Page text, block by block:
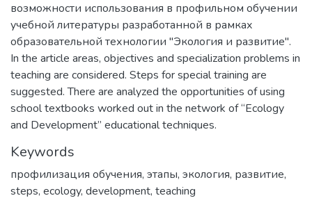
возможности использования в профильном обучении
учебной литературы разработанной в рамках
образовательной технологии "Экология и развитие".
In the article areas, objectives and specialization problems in
teaching are considered. Steps for special training are
suggested. There are analyzed the opportunities of using
school textbooks worked out in the network of “Ecology
and Development” educational techniques.
Keywords
профилизация обучения, этапы, экология, развитие,
steps, ecology, development, teaching